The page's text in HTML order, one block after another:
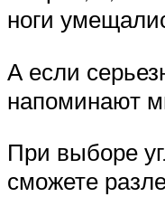
ноги
А если
напоминают
При выборе
сможете